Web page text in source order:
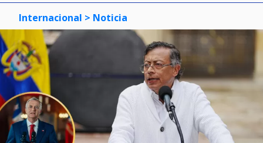
Internacional > Noticia